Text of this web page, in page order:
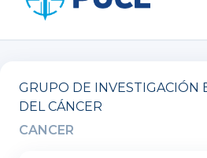
GRUPO DE INVESTIGACIÓN
DEL CÁNCER
CANCER